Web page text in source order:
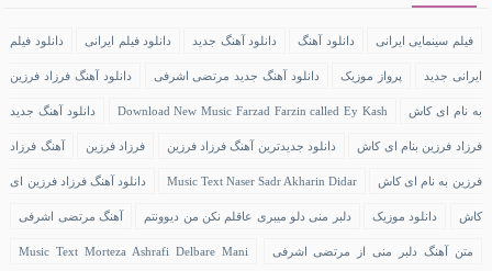
فیلم سینمایی ایرانی دانلود آهنگ دانلود آهنگ جدید دانلود فیلم ایرانی دانلود فیلم
ایرانی جدید پرواز موزیک دانلود آهنگ جدید مرتضی اشرفی دانلود آهنگ فرزاد فرزین
به نام ای کاش Download New Music Farzad Farzin called Ey Kash دانلود آهنگ جدید
فرزاد فرزین بنام ای کاش دانلود جدیدترین آهنگ فرزاد فرزین فرزاد فرزین آهنگ فرزاد
فرزین به نام ای کاش Music Text Naser Sadr Akharin Didar دانلود آهنگ فرزاد فرزین ای
کاش دانلود موزیک دلبر منی دلو میبری عاقلم نکن من دیوونتم آهنگ مرتضی اشرفی
متن آهنگ دلبر منی از مرتضی اشرفی Music Text Morteza Ashrafi Delbare Mani